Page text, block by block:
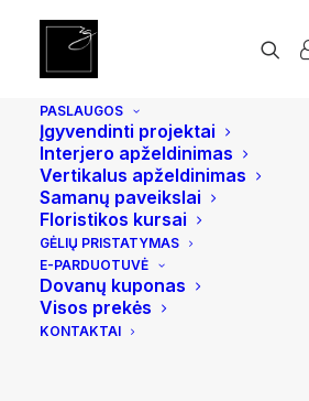
PASLAUGOS
Įgyvendinti projektai
Interjero apželdinimas
Vertikalus apželdinimas
Samanų paveikslai
Floristikos kursai
GĖLIŲ PRISTATYMAS
E-PARDUOTUVĖ
Dovanų kuponas
Visos prekės
KONTAKTAI
Pradžia
Smilkalai ir smilkalinės
Ruda Yukari keraminė smilkalinė